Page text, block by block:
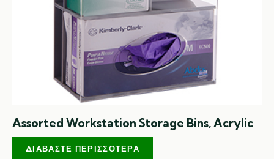
Assorted Workstation Storage Bins, Acrylic
ΔΙΑΒΆΣΤΕ ΠΕΡΙΣΣΌΤΕΡΑ